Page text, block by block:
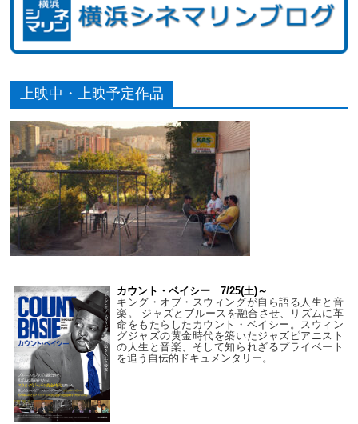
上映中・上映予定作品
カウント・ベイシー 7/25(土)～
キング・オブ・スウィングが自ら語る人生と音
楽。 ジャズとブルースを融合させ、リズムに革
命をもたらしたカウント・ベイシー。スウィン
グジャズの黄金時代を築いたジャズピアニスト
の人生と音楽、そして知られざるプライベート
を追う自伝的ドキュメンタリー。